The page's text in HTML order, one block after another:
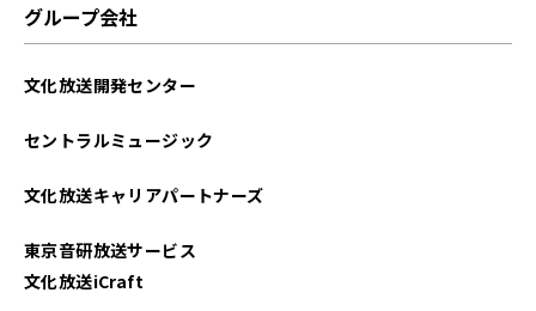
グループ会社
文化放送開発センター
セントラルミュージック
文化放送キャリアパートナーズ
東京音研放送サービス
文化放送iCraft